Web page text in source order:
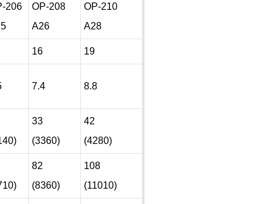
206
OP-208
A26
OP-210
A28
16 19
7.4 8.8
33
(3360)
42
(4280)
82
(8360)
108
(11010)